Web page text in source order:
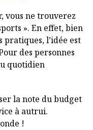
vous ne trouverez
». En effet, bien
pratiques, l’idée est
des personnes
quotidien
la note du budget
à autrui.
!